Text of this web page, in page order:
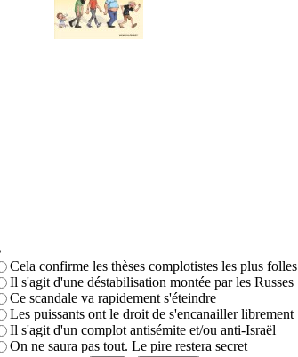
Cela confirme les thèses complotistes les plus folles
Il s'agit d'une déstabilisation montée par les Russes
Ce scandale va rapidement s'éteindre
Les puissants ont le droit de s'encanailler librement
Il s'agit d'un complot antisémite et/ou anti-Israël
On ne saura pas tout. Le pire restera secret